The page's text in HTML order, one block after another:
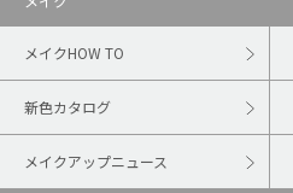
メイクHOW TO
新色カタログ
メイクアップニュース